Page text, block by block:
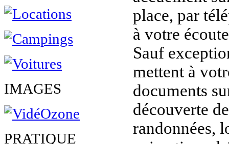
IMAGES
PRATIQUE
place, par
à votre
Sauf
mettent à
documents
découverte
randonnées,